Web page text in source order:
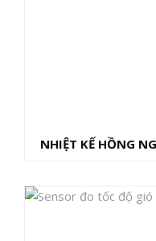
NHIỆT KẾ HỒNG